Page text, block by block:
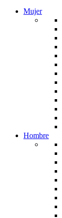
Mujer
Hombre